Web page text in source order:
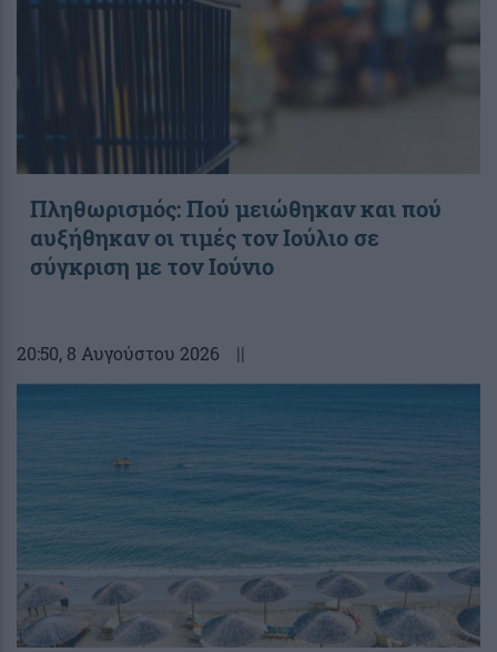
Πληθωρισμός: Πού μειώθηκαν και πού
αυξήθηκαν οι τιμές τον Ιούλιο σε
σύγκριση με τον Ιούνιο
20:50, 8 Αυγούστου 2026 ||